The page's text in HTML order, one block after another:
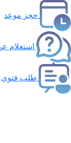
حجز موعد
استعلام
طلب فتوى